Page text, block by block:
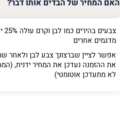
האם המחיר של הבדים אותו דבר?
מדגמים אחרים
אפשר לציין שברצונך צבע לבן ולאחר
את ההזמנה נעדכן את המחיר ידנית,
לא מתעדכן אוטומטי)